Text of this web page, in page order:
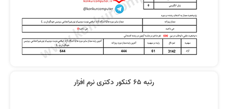
رتبه 65 کنکور دکتری نرم افزار